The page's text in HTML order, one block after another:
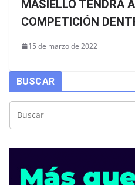
MASIELLO TENDRÁ
COMPETICIÓN
15 de marzo de 2022
BUSCAR